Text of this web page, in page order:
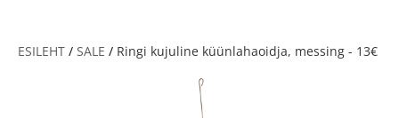
ESILEHT / SALE / Ringi kujuline küünlahaoidja, messing - 13€